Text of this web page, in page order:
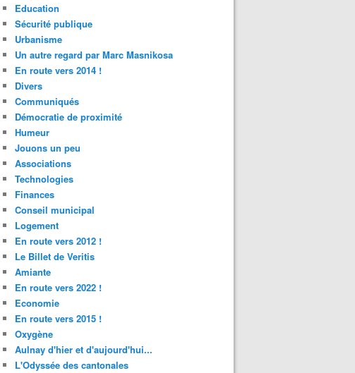
Education
Sécurité publique
Urbanisme
Un autre regard par Marc Masnikosa
En route vers 2014 !
Divers
Communiqués
Démocratie de proximité
Humeur
Jouons un peu
Associations
Technologies
Finances
Conseil municipal
Logement
En route vers 2012 !
Le Billet de Veritis
Amiante
En route vers 2022 !
Economie
En route vers 2015 !
Oxygène
Aulnay d'hier et d'aujourd'hui...
L'Odyssée des cantonales